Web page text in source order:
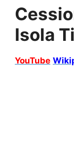
Isola
YouTube